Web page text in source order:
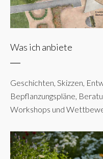
Was ich anbiete
Geschichten, Skizzen,
Bepflanzungspläne,
Workshops und